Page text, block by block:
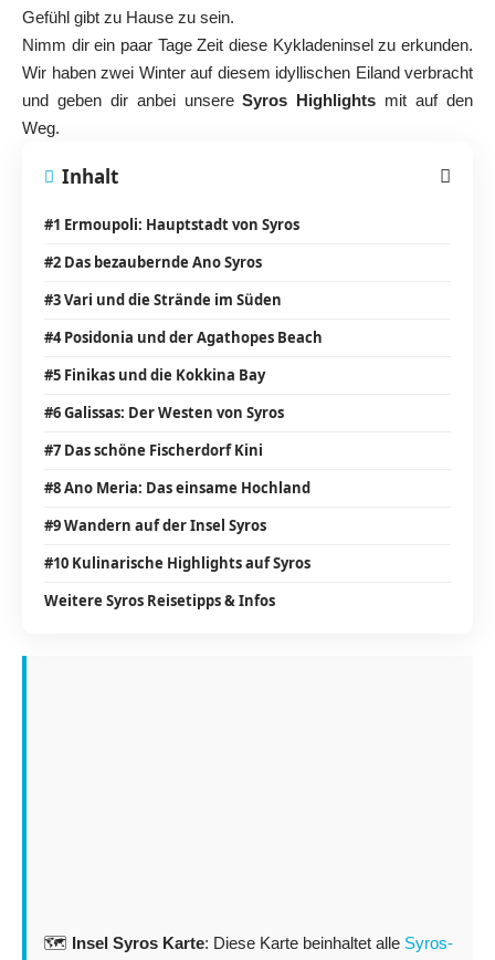
Gefühl gibt zu Hause zu sein.
Nimm dir ein paar Tage Zeit diese Kykladeninsel zu erkunden.
Wir haben zwei Winter auf diesem idyllischen Eiland verbracht
und geben dir anbei unsereSyros Highlights mit auf den
Weg.
Inhalt
#1 Ermoupoli: Hauptstadt von Syros
#2 Das bezaubernde Ano Syros
#3 Vari und die Strände im Süden
#4 Posidonia und der Agathopes Beach
#5 Finikas und die Kokkina Bay
#6 Galissas: Der Westen von Syros
#7 Das schöne Fischerdorf Kini
#8 Ano Meria: Das einsame Hochland
#9 Wandern auf der Insel Syros
#10 Kulinarische Highlights auf Syros
Weitere Syros Reisetipps & Infos
🗺️ Insel Syros Karte: Diese Karte beinhaltet alle Syros-